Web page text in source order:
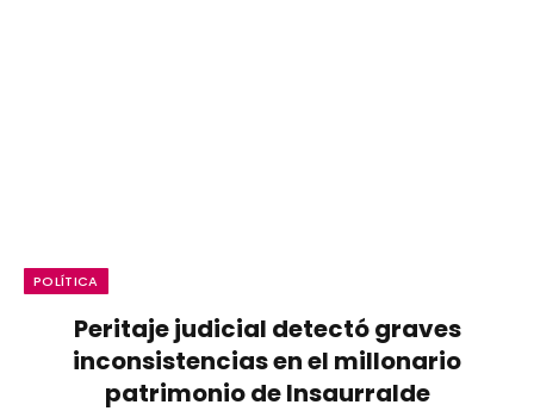
POLÍTICA
Peritaje judicial detectó graves
inconsistencias en el millonario
patrimonio de Insaurralde